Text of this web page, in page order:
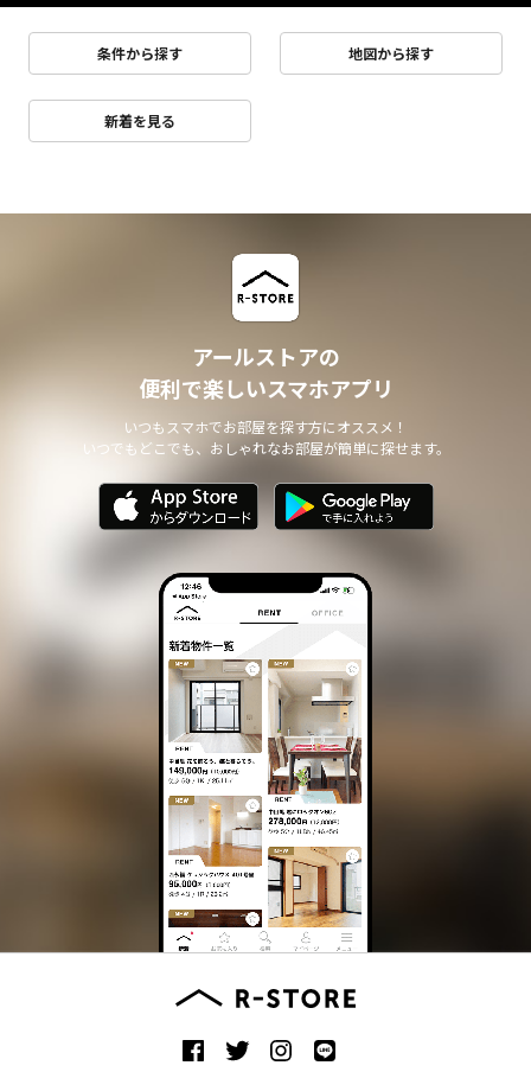
条件から探す 地図から探す
新着を見る
アールストアの
便利で楽しいスマホアプリ
いつもスマホでお部屋を探す方にオススメ！
いつでもどこでも、おしゃれなお部屋が簡単に探せます。